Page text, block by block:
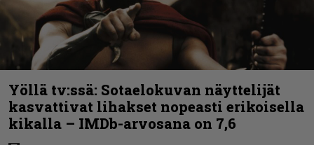
Yöllä tv:ssä: Sotaelokuvan näyttelijät
kasvattivat lihakset nopeasti erikoisella
kikalla – IMDb-arvosana on 7,6